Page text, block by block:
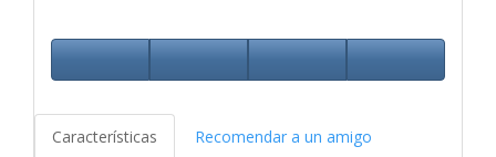
Características Recomendar a un amigo